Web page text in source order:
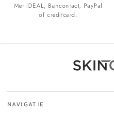
Met iDEAL, Bancontact, PayPal
of creditcard.
NAVIGATIE